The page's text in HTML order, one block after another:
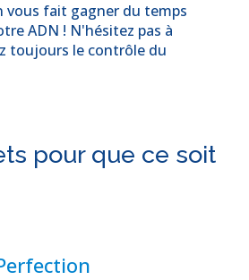
vous fait gagner du temps
ADN ! N'hésitez pas à
toujours le contrôle du
pour que ce soit